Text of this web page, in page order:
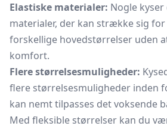
Elastiske materialer: Nogle
materialer, der kan strække sig for
forskellige hovedstørrelser uden
komfort.
Flere størrelsesmuligheder:
flere størrelsesmuligheder inden
kan nemt tilpasses det voksende
Med fleksible størrelser kan du